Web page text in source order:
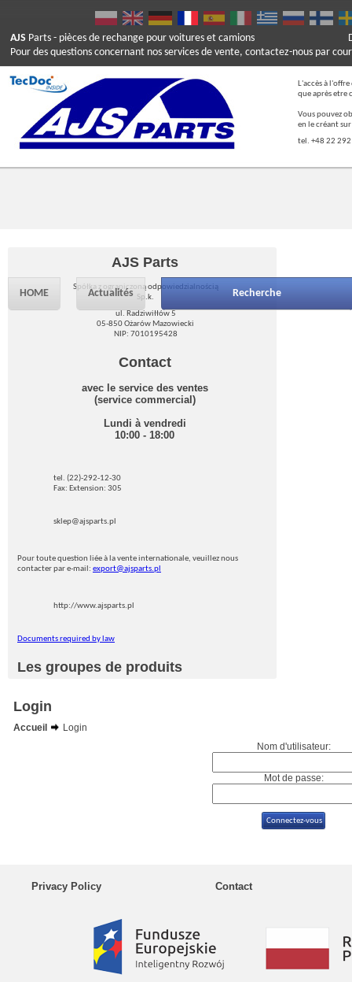
AJS Parts - pièces de rechange pour voitures et camions
Pour des questions concernant nos services de vente, contactez-nous par
L'accès à
que après etre
Vous pouvez
en le créant
tel. +48 22
HOME Actualités Recherche
AJS Parts
Spółka z ograniczoną odpowiedzialnością
Sp.k.
ul. Radziwiłłów 5
05-850 Ożarów Mazowiecki
NIP: 7010195428
Contact
avec le service des ventes
(service commercial)
Lundi à vendredi
10:00 - 18:00
tel. (22)-292-12-30
Fax: Extension: 305
sklep@ajsparts.pl
Pour toute question liée à la vente internationale, veuillez nous
contacter par e-mail: export@ajsparts.pl
http://www.ajsparts.pl
Documents required by law
Les groupes de produits
Login
Accueil
Login
Nom d'utilisateur:
Mot de passe:
Privacy Policy Contact